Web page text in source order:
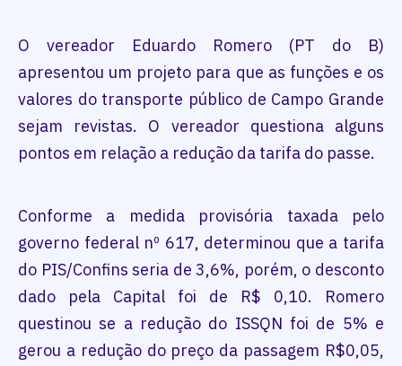
O vereador Eduardo Romero (PT do B)
apresentou um projeto para que as funções e os
valores do transporte público de Campo Grande
sejam revistas. O vereador questiona alguns
pontos em relação a redução da tarifa do passe.
Conforme a medida provisória taxada pelo
governo federal nº 617, determinou que a tarifa
do PIS/Confins seria de 3,6%, porém, o desconto
dado pela Capital foi de R$ 0,10. Romero
questinou se a redução do ISSQN foi de 5% e
gerou a redução do preço da passagem R$0,05,